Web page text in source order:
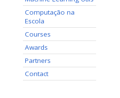
Computação na
Escola
Courses
Awards
Partners
Contact